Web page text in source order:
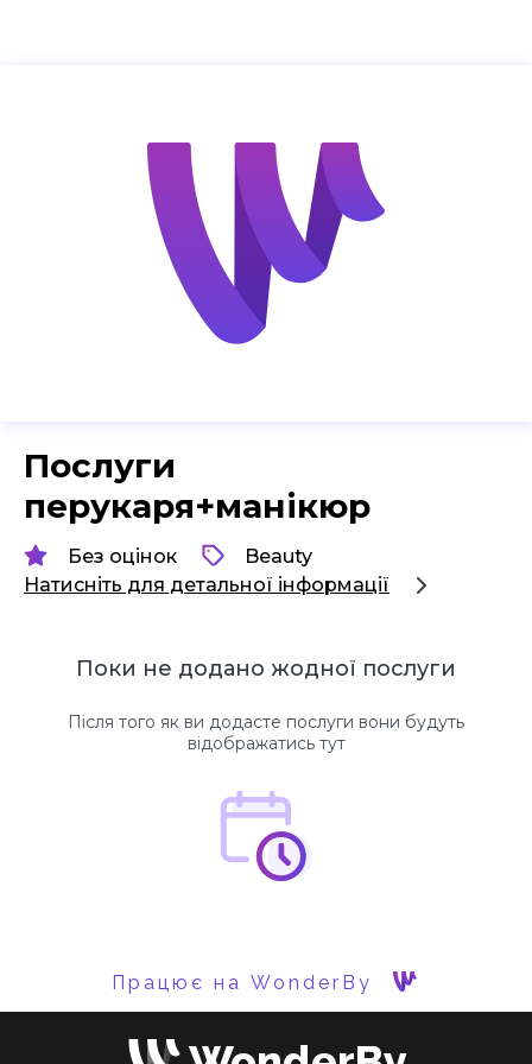
Послуги
перукаря+манікюр
Без оцінок
Beauty
Натисніть для детальної інформації
Поки не додано жодної послуги
Після того як ви додасте послуги вони будуть
відображатись тут
Працює на WonderBy